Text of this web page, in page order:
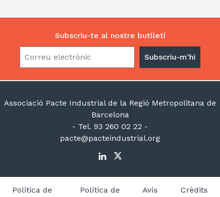
Subscriu-te al nostre butlletí
Associació Pacte Industrial de la Regió Metropolitana de
Barcelona
- Tel. 93 260 02 22 -
pacte@pacteindustrial.org
Política de Política de Avís Crèdits